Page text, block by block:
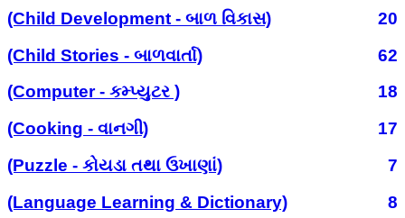
(Child Development - બાળ વિકાસ)
20
(Child Stories - બાળવાર્તા)
62
(Computer - કમ્પ્યુટર )
18
(Cooking - વાનગી)
17
(Puzzle - કોયડા તથા ઉખાણાં)
7
(Language Learning & Dictionary)
8